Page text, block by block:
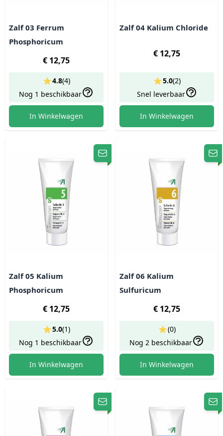
Zalf 03 Ferrum
Phosphoricum
€ 12,75
Nog 1 beschikbaar
4.8(4)
In Winkelwagen
Zalf 04 Kalium Chloride
€ 12,75
Snel leverbaar
5.0(2)
In Winkelwagen
Zalf 05 Kalium
Phosphoricum
€ 12,75
Nog 1 beschikbaar
5.0(1)
In Winkelwagen
Zalf 06 Kalium
Sulfuricum
€ 12,75
Nog 2 beschikbaar
(0)
In Winkelwagen